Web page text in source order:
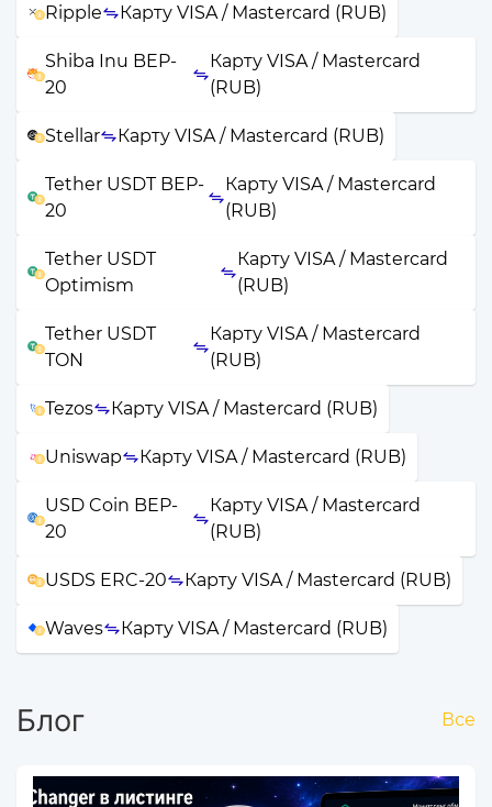
Ripple Карту VISA / Mastercard (RUB)
Shiba Inu BEP-
20
Карту VISA / Mastercard
(RUB)
Stellar Карту VISA / Mastercard (RUB)
Tether USDT BEP-
20
Карту VISA / Mastercard
(RUB)
Tether USDT
Optimism
Карту VISA / Mastercard
(RUB)
Tether USDT
TON
Карту VISA / Mastercard
(RUB)
Tezos Карту VISA / Mastercard (RUB)
Uniswap Карту VISA / Mastercard (RUB)
USD Coin BEP-
20
Карту VISA / Mastercard
(RUB)
USDS ERC-20 Карту VISA / Mastercard (RUB)
Waves Карту VISA / Mastercard (RUB)
Блог Все